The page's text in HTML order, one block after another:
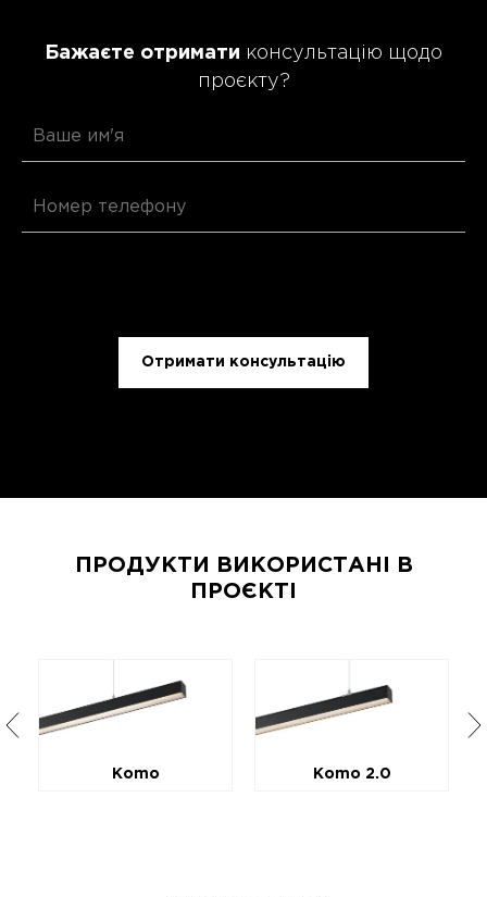
Бажаєте отримати консультацію щодо
проєкту?
Отримати консультацію
ПРОДУКТИ ВИКОРИСТАНІ В
ПРОЄКТІ
Komo Komo 2.0